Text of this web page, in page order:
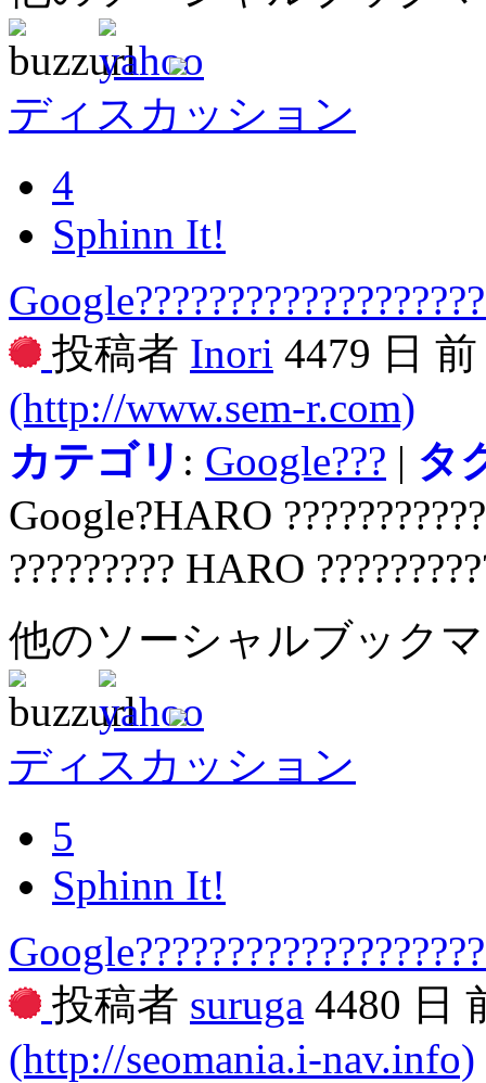
ディスカッション
4
Sphinn It!
投稿者 Inori 4479 日
(http://www.sem-r.com)
カテゴリ : Google??? | タ
Google?HARO
????????? HARO
他のソーシャルブック
ディスカッション
5
Sphinn It!
投稿者 suruga 4480 日
(http://seomania.i-nav.info)